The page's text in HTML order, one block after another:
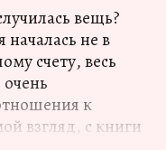
вещь?
не в
счету, весь
к
взгляд, с книги